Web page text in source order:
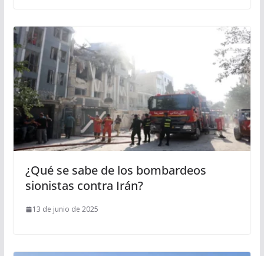
¿Qué se sabe de los bombardeos
sionistas contra Irán?
13 de junio de 2025